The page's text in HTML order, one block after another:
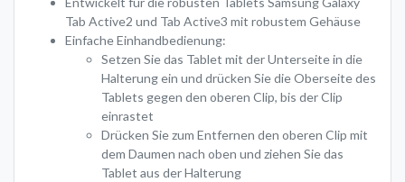
Tab Active2 und Tab Active3 mit robustem Gehäuse
Einfache Einhandbedienung:
Setzen Sie das Tablet mit der Unterseite in die
Halterung ein und drücken Sie die Oberseite des
Tablets gegen den oberen Clip, bis der Clip
einrastet
Drücken Sie zum Entfernen den oberen Clip mit
dem Daumen nach oben und ziehen Sie das
Tablet aus der Halterung